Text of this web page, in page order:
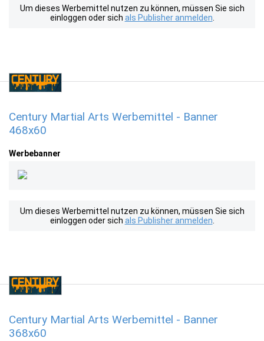
Um dieses Werbemittel nutzen zu können, müssen Sie sich
einloggen oder sich als Publisher anmelden
Century Martial Arts Werbemittel - Banner
468x60
Werbebanner
Um dieses Werbemittel nutzen zu können, müssen Sie sich
einloggen oder sich als Publisher anmelden
Century Martial Arts Werbemittel - Banner
368x60